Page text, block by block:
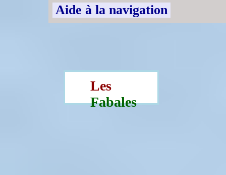
Aide à la navigation
Les
Fabales